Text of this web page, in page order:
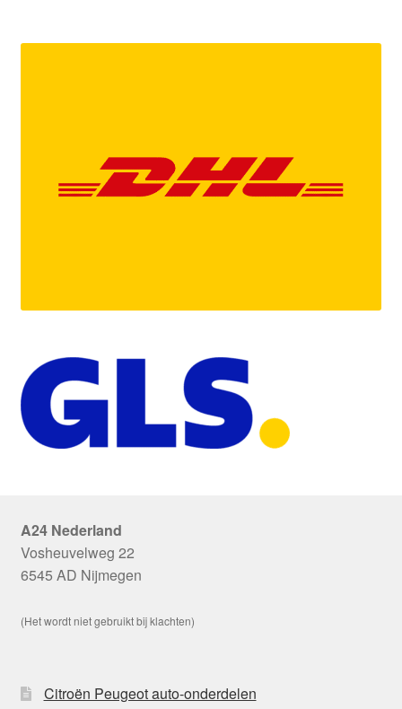
A24 Nederland
Vosheuvelweg 22
6545 AD Nijmegen
(Het wordt niet gebruikt bij klachten)
Citroën Peugeot auto-onderdelen